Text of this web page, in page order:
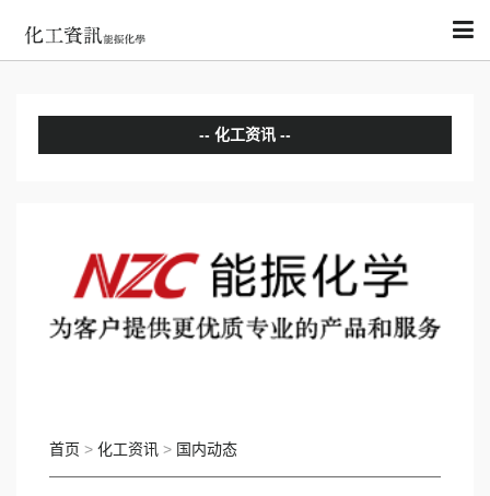
化工资讯
国际动态
首页 > 化工资讯 > 国内动态